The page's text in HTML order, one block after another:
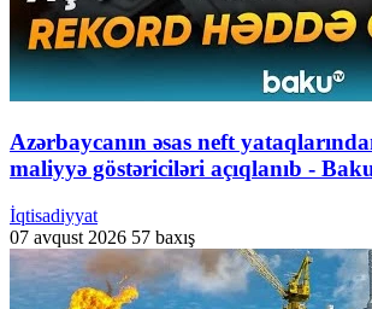
Azərbaycanın əsas neft
maliyyə göstəriciləri açıqlanıb -
İqtisadiyyat
07 avqust 2026 57 baxış